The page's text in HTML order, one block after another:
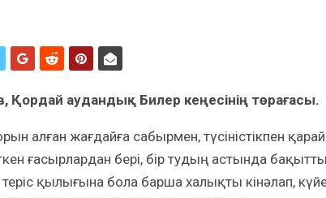
Қордай аудандық Билер кеңесінің төрағасы.
алған жағдайға сабырмен, түсіністікпен
ғасырлардан бері, бір тудың астында
қылығына бола барша халықты кінәлап,